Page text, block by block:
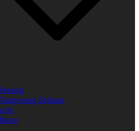
Serang
Tangerang Selatan